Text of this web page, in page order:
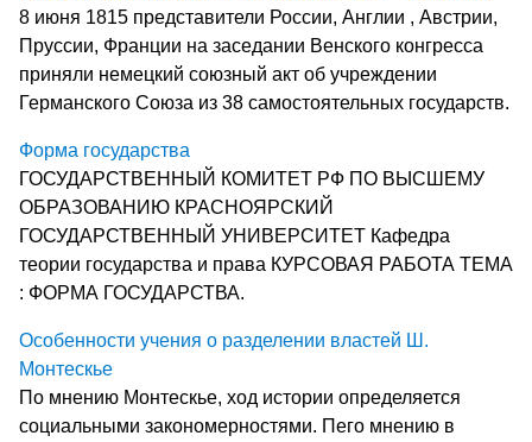
8 июня 1815 представители России, Англии , Австрии,
Пруссии, Франции на заседании Венского конгресса
приняли немецкий союзный акт об учреждении
Германского Союза из 38 самостоятельных государств.
Форма государства
ГОСУДАРСТВЕННЫЙ КОМИТЕТ РФ ПО ВЫСШЕМУ
ОБРАЗОВАНИЮ КРАСНОЯРСКИЙ
ГОСУДАРСТВЕННЫЙ УНИВЕРСИТЕТ Кафедра
теории государства и права КУРСОВАЯ РАБОТА ТЕМА
: ФОРМА ГОСУДАРСТВА.
Особенности учения о разделении властей Ш.
Монтескье
По мнению Монтескье, ход истории определяется
социальными закономерностями. Пего мнению в